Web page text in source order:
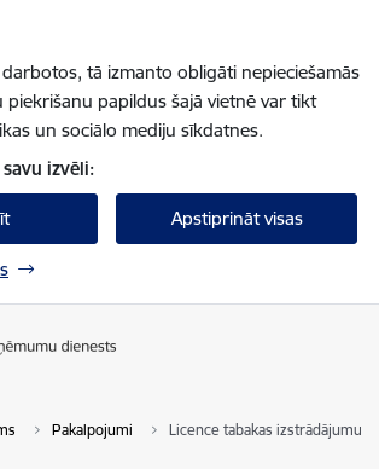
tā izmanto obligāti nepieciešamās
piekrišanu papildus šajā vietnē var tikt
un sociālo mediju sīkdatnes.
izvēli:
Apstiprināt visas
Pakalpojumi Licence tabakas izstrādājumu